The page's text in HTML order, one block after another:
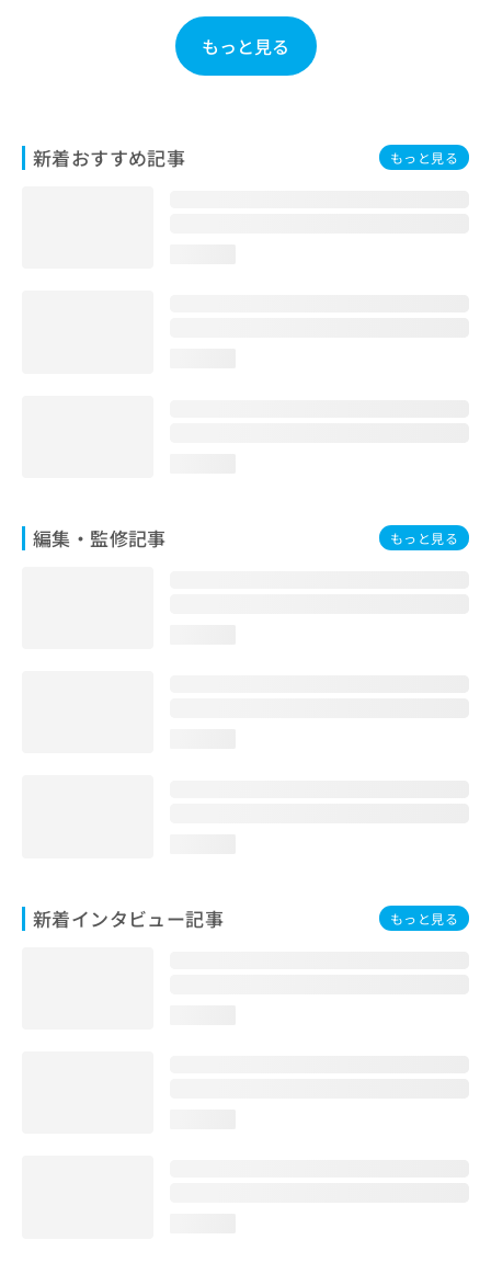
もっと見る
新着おすすめ記事 もっと見る
編集・監修記事 もっと見る
新着インタビュー記事 もっと見る
は
こ